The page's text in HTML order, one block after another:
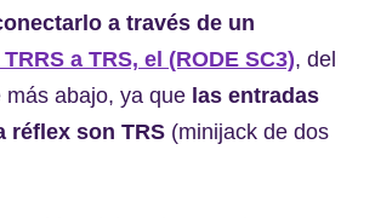
a través de un
a TRS, el (RODE SC3), del
más abajo, ya que las entradas
réflex son TRS (minijack de dos